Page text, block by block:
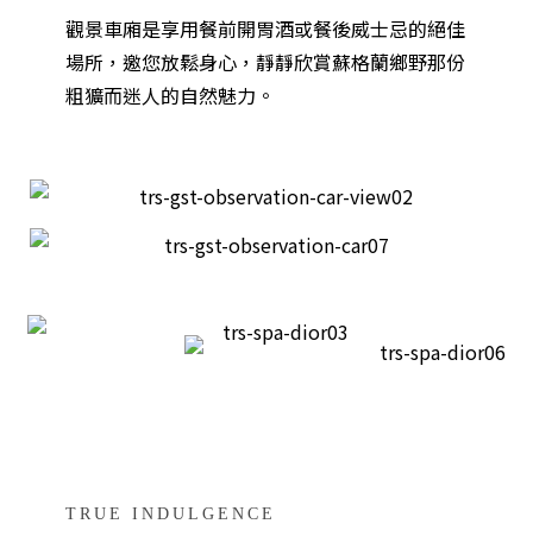
觀景車廂是享用餐前開胃酒或餐後威士忌的絕佳
場所，邀您放鬆身心，靜靜欣賞蘇格蘭鄉野那份
粗獷而迷人的自然魅力。
TRUE INDULGENCE